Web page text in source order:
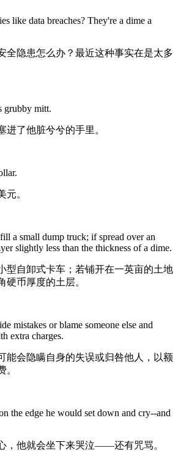
like data breaches? They're a dime a
全隐患怎么办？最近这种事实在是太多
grubby mitt.
进了他脏兮兮的手里。
元。
a small dump truck; if spread over an
slightly less than the thickness of a dime.
型自卸式卡车；若铺开在一英亩的土地
硬币厚度的土层。
mistakes or blame someone else and
extra charges.
能会隐瞒自身的失误或归咎他人，以额
。
the edge he would set down and cry--and
，他就会坐下来哭泣——还有咒骂。